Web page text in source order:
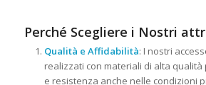
Perché Scegliere i Nostri
Qualità e Affidabilità: I nostri
realizzati con materiali di alta
e resistenza anche nelle condizioni